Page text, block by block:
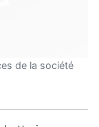
de la société